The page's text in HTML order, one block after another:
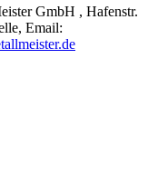
GmbH , Hafenstr.
Email: